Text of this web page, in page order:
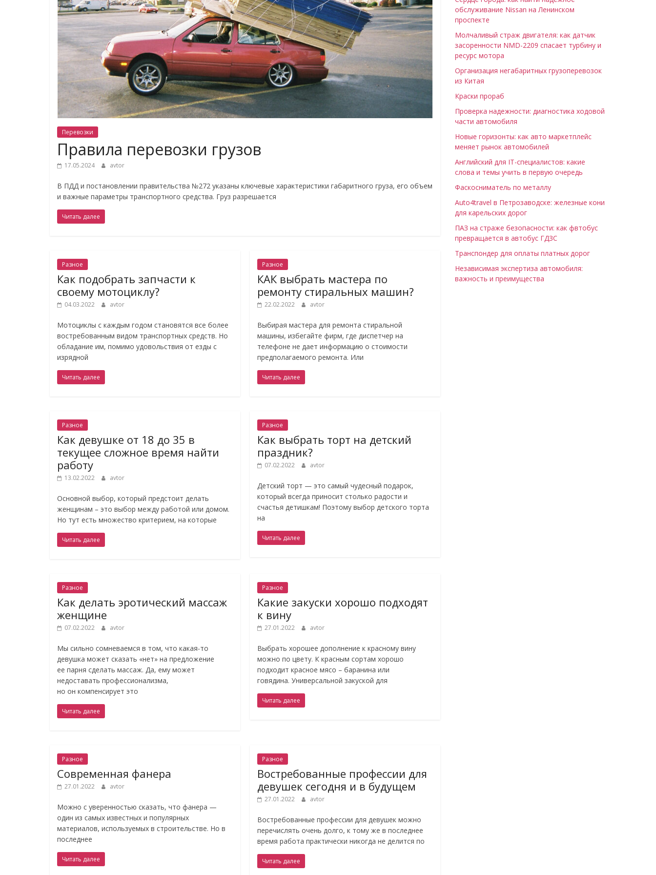
Перевозки
Правила перевозки грузов
17.05.2024 avtor
В ПДД и постановлении правительства №272 указаны ключевые характеристики габаритного груза, его объем
и важные параметры транспортного средства. Груз разрешается
Читать далее
Разное
Как подобрать запчасти к
своему мотоциклу?
04.03.2022 avtor
Мотоциклы с каждым годом становятся все более
востребованным видом транспортных средств. Но
обладание им, помимо удовольствия от езды с
изрядной
Читать далее
Разное
КАК выбрать мастера по
ремонту стиральных машин?
22.02.2022 avtor
Выбирая мастера для ремонта стиральной
машины, избегайте фирм, где диспетчер на
телефоне не дает информацию о стоимости
предполагаемого ремонта. Или
Читать далее
Разное
Как девушке от 18 до 35 в
текущее сложное время найти
работу
13.02.2022 avtor
Основной выбор, который предстоит делать
женщинам – это выбор между работой или домом.
Но тут есть множество критерием, на которые
Читать далее
Разное
Как выбрать торт на детский
праздник?
07.02.2022 avtor
Детский торт — это самый чудесный подарок,
который всегда приносит столько радости и
счастья детишкам! Поэтому выбор детского торта
на
Читать далее
Разное
Как делать эротический массаж
женщине
07.02.2022 avtor
Мы сильно сомневаемся в том, что какая-то
девушка может сказать «нет» на предложение
ее парня сделать массаж. Да, ему может
недоставать профессионализма,
но он компенсирует это
Читать далее
Разное
Какие закуски хорошо подходят
к вину
27.01.2022 avtor
Выбрать хорошее дополнение к красному вину
можно по цвету. К красным сортам хорошо
подходит красное мясо – баранина или
говядина. Универсальной закуской для
Читать далее
Разное
Современная фанера
27.01.2022 avtor
Можно с уверенностью сказать, что фанера —
один из самых известных и популярных
материалов, используемых в строительстве. Но в
последнее
Читать далее
Разное
Востребованные профессии для
девушек сегодня и в будущем
27.01.2022 avtor
Востребованные профессии для девушек можно
перечислять очень долго, к тому же в последнее
время работа практически никогда не делится по
Читать далее
обслуживание Nissan на Ленинском
проспекте
Молчаливый страж двигателя: как датчик
засоренности NMD-2209 спасает турбину и
ресурс мотора
Организация негабаритных грузоперевозок
из Китая
Краски прораб
Проверка надежности: диагностика ходовой
части автомобиля
Новые горизонты: как авто маркетплейс
меняет рынок автомобилей
Английский для IT-специалистов: какие
слова и темы учить в первую очередь
Фаскосниматель по металлу
Auto4travel в Петрозаводске: железные кони
для карельских дорог
ПАЗ на страже безопасности: как фвтобус
превращается в автобус ГДЗС
Транспондер для оплаты платных дорог
Независимая экспертиза автомобиля:
важность и преимущества